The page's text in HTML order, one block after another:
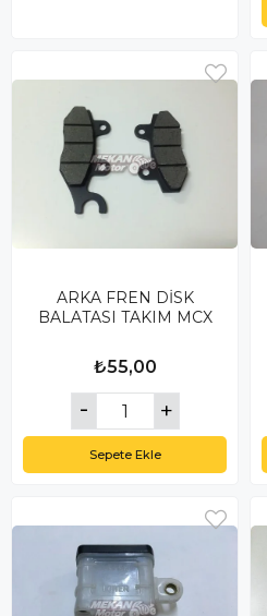
ARKA FREN DİSK
BALATASI TAKIM MCX
₺55,00
Sepete Ekle